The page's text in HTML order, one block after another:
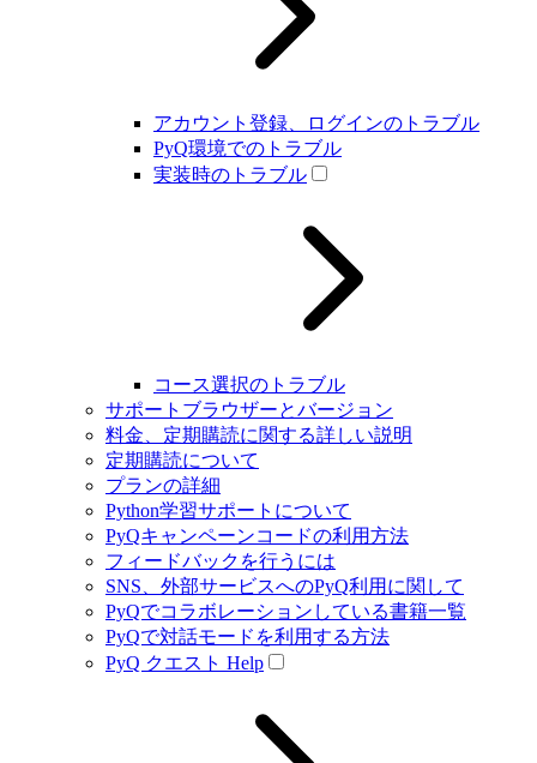
アカウント登録、ログインのトラブル
PyQ環境でのトラブル
実装時のトラブル
コース選択のトラブル
サポートブラウザーとバージョン
料金、定期購読に関する詳しい説明
定期購読について
プランの詳細
Python学習サポートについて
PyQキャンペーンコードの利用方法
フィードバックを行うには
SNS、外部サービスへのPyQ利用に関して
PyQでコラボレーションしている書籍一覧
PyQで対話モードを利用する方法
PyQ クエスト Help